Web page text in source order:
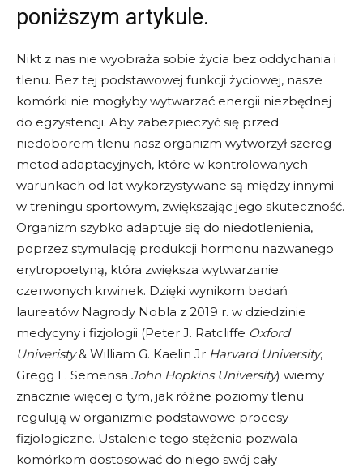
poniższym artykule.
Nikt z nas nie wyobraża sobie życia bez oddychania i
tlenu. Bez tej podstawowej funkcji życiowej, nasze
komórki nie mogłyby wytwarzać energii niezbędnej
do egzystencji. Aby zabezpieczyć się przed
niedoborem tlenu nasz organizm wytworzył szereg
metod adaptacyjnych, które w kontrolowanych
warunkach od lat wykorzystywane są między innymi
w treningu sportowym, zwiększając jego skuteczność.
Organizm szybko adaptuje się do niedotlenienia,
poprzez stymulację produkcji hormonu nazwanego
erytropoetyną, która zwiększa wytwarzanie
czerwonych krwinek. Dzięki wynikom badań
laureatów Nagrody Nobla z 2019 r. w dziedzinie
medycyny i fizjologii (Peter J. Ratcliffe Oxford
Univeristy& William G. Kaelin Jr Harvard University,
Gregg L. Semensa John Hopkins University) wiemy
znacznie więcej o tym, jak różne poziomy tlenu
regulują w organizmie podstawowe procesy
fizjologiczne. Ustalenie tego stężenia pozwala
komórkom dostosować do niego swój cały